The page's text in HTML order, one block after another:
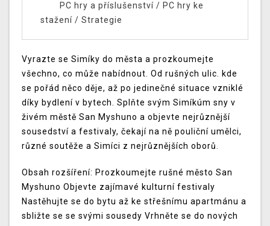
PC hry a příslušenství/ PC hry ke
stažení / Strategie
Vyrazte se Simíky do města a prozkoumejte
všechno, co může nabídnout. Od rušných ulic. kde
se pořád něco děje, až po jedinečné situace vzniklé
díky bydlení v bytech. Splňte svým Simíkúm sny v
živém městě San Myshuno a objevte nejrůznější
sousedství a festivaly, čekají na ně pouliční umělci,
různé soutěže a Simíci z nejrůznějších oborů.
Obsah rozšíření: Prozkoumejte rušné město San
Myshuno Objevte zajímavé kulturní festivaly
Nastěhujte se do bytu až ke střešnímu apartmánu a
sbližte se se svými sousedy Vrhněte se do nových